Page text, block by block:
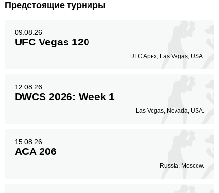
Предстоящие турниры
09.08.26
UFC Vegas 120
UFC Apex, Las Vegas, USA.
12.08.26
DWCS 2026: Week 1
Las Vegas, Nevada, USA.
15.08.26
ACA 206
Russia, Moscow.